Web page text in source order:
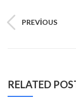
PREVIOUS
RELATED